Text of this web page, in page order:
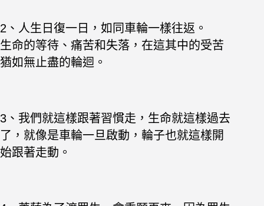
2、人生日復一日，如同車輪一樣往返。
生命的等待、痛苦和失落，在這其中的受苦
猶如無止盡的輪迴。
3、我們就這樣跟著習慣走，生命就這樣過去
了，就像是車輪一旦啟動，輪子也就這樣開
始跟著走動。